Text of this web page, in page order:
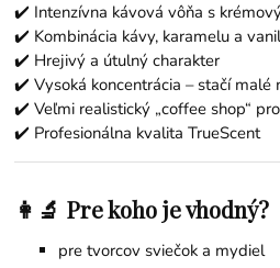
✔️ Intenzívna kávová vôňa s
✔️ Kombinácia kávy, karamelu a
✔️ Hrejivý a útulný charakter
✔️ Vysoká koncentrácia – stačí malé
✔️ Veľmi realistický „coffee shop“
✔️ Profesionálna kvalita TrueScent
👩‍🔬 Pre koho je vhodný?
pre tvorcov sviečok a mydiel